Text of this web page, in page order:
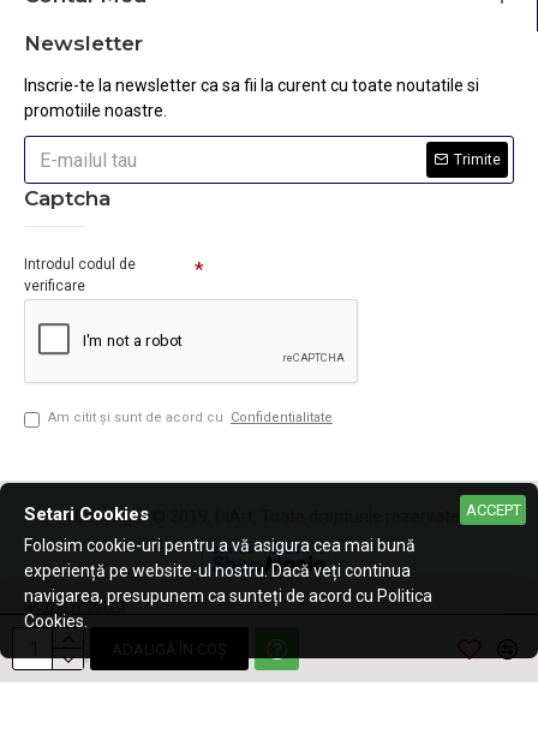
ADAUGĂ ÎN COŞ
Newsletter
Inscrie-te la newsletter ca sa fii la curent cu toate noutatile si
promotiile noastre.
Trimite
Captcha
Introdul codul de
verificare
Am citit şi sunt de acord cu Confidentialitate
Copyright © 2019, DiArt, Toate drepturile rezervate. ACCEPT
Setari Cookies
Folosim cookie-uri pentru a vă asigura cea mai bună
experiență pe website-ul nostru. Dacă veți continua
navigarea, presupunem ca sunteți de acord cu Politica
Cookies.